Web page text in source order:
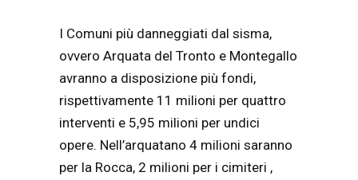
I Comuni più danneggiati dal sisma,
ovvero Arquata del Tronto e Montegallo
avranno a disposizione più fondi,
rispettivamente 11 milioni per quattro
interventi e 5,95 milioni per undici
opere. Nell’arquatano 4 milioni saranno
per la Rocca, 2 milioni per i cimiteri ,